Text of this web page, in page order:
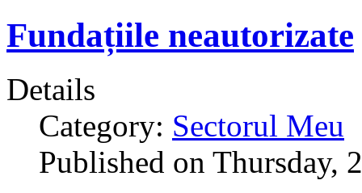
Fundațiile neautorizate
Details
Category: Sectorul Meu
Published on Thursday,